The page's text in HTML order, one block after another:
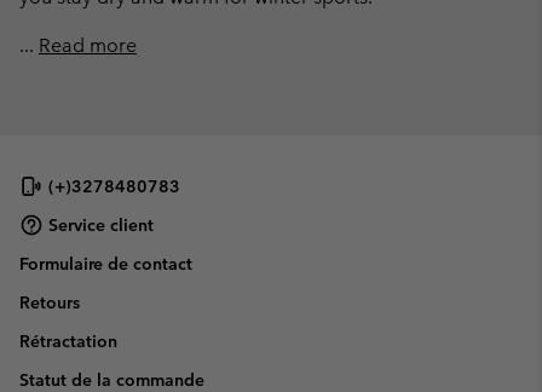
... Read more
(+)3278480783
Service client
Formulaire de contact
Retours
Rétractation
Statut de la commande